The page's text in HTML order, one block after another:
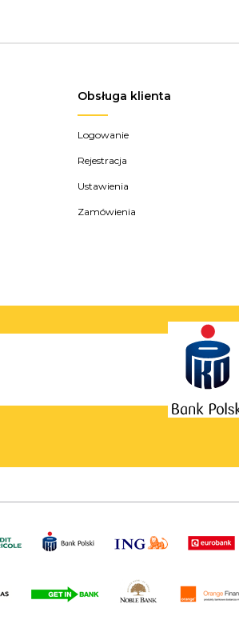
Obsługa klienta
Logowanie
Rejestracja
Ustawienia
Zamówienia